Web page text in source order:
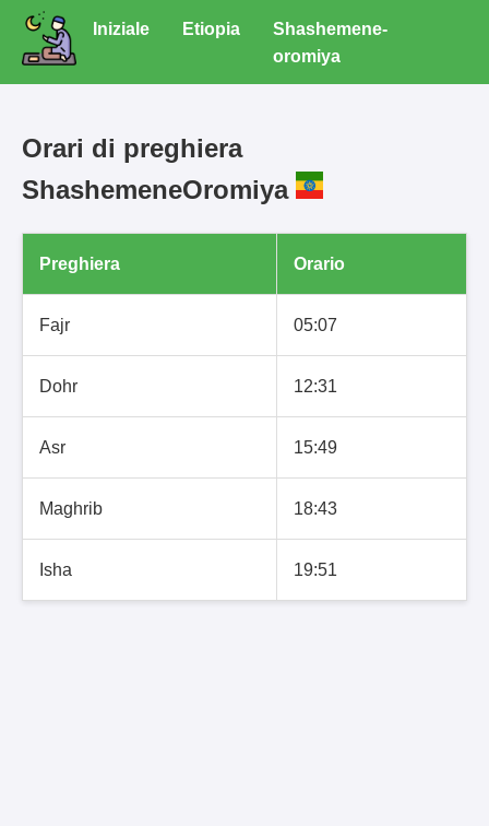
Iniziale Etiopia
Shashemene-
oromiya
Orari di preghiera
ShashemeneOromiya
Preghiera Orario
Fajr 05:07
Dohr 12:31
Asr 15:49
Maghrib 18:43
Isha 19:51